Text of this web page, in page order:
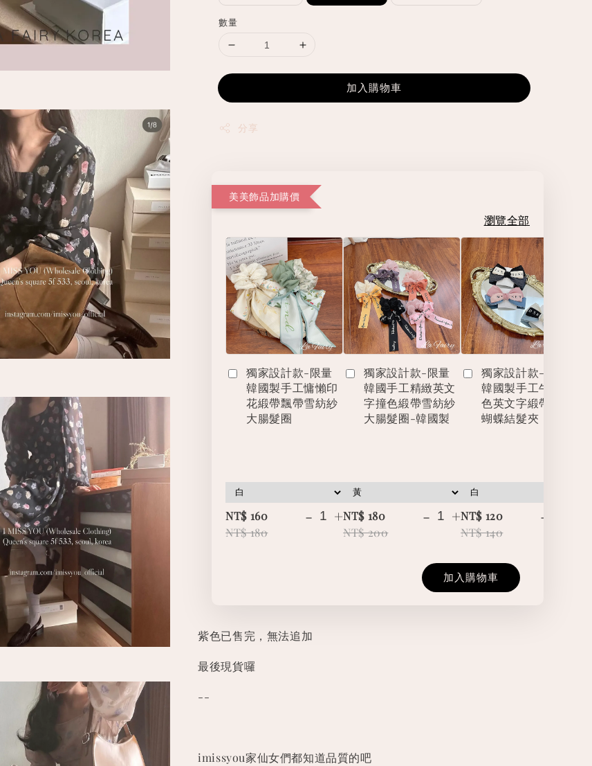
數量
加入購物車
分享
美美飾品加購價
瀏覽全部
獨家設計款-限量
韓國製手工慵懶印
花緞帶飄帶雪紡紗
大腸髮圈
NT$ 160
NT$ 180
- +
獨家設計款-限量
韓國手工精緻英文
字撞色緞帶雪紡紗
大腸髮圈-韓國製
NT$ 180
NT$ 200
- +
獨家設計款-限量
韓國製手工牛仔撞
色英文字緞帶立體
蝴蝶結髮夾
NT$ 120
NT$ 140
-
加入購物車
紫色已售完，無法追加
最後現貨囉
--
imissyou家仙女們都知道品質的吧